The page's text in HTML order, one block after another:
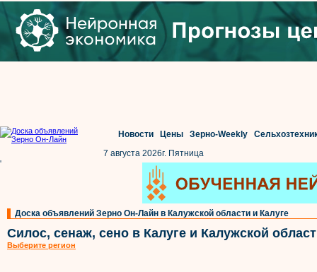
Новости Цены Зерно-Weekly
7 августа 2026г. Пятница
'
Доска объявлений Зерно Он-Лайн в Калужской области и Калуге
Силос, сенаж, сено в Калуге и Калужской
Выберите регион